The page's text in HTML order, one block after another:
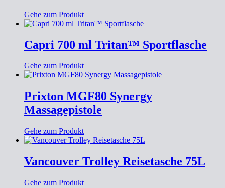
Gehe zum Produkt
Capri 700 ml Tritan™ Sportflasche
Gehe zum Produkt
Prixton MGF80 Synergy
Massagepistole
Gehe zum Produkt
Vancouver Trolley Reisetasche 75L
Gehe zum Produkt